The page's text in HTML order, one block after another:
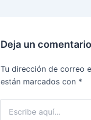
Deja un comentario
Tu dirección de correo
están marcados con *
aquí...